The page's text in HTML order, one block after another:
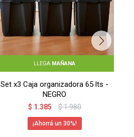
LLEGA MAÑANA
Set x3 Caja organizadora 65 lts -
NEGRO
$ 1.385 $1.980
30